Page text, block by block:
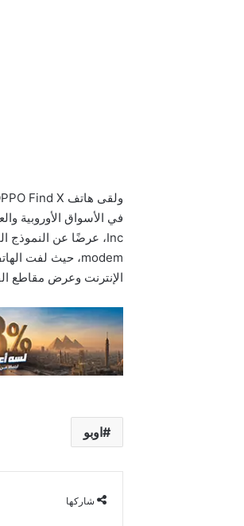
الإنترنت وعرض مقاطع
اوبو
شاركها